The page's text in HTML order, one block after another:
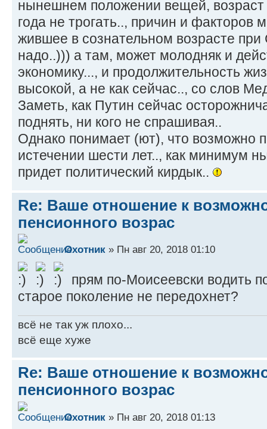
нынешнем положении вещей, возраст
года не трогать.., причин и факторов
жившее в сознательном возрасте
надо..))) а там, может молодняк и
экономику..., и продолжительность
высокой, а не как сейчас.., со слов
Заметь, как Путин сейчас
поднять, ни кого не спрашивая..
Однако понимает (ют), что возможно
истечении шести лет.., как минимум
придет политический кирдык..
Re: Ваше отношение к
пенсионного возрас
Охотник » Пн авг 20, 2018 01:10
прям по-Моисеевски водить
старое поколение не передохнет?
всё не так уж плохо...
всё еще хуже
Re: Ваше отношение к
пенсионного возрас
Охотник » Пн авг 20, 2018 01:13